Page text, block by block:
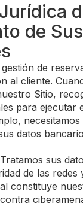
de
de
al cliente.
Sitio,
para ejecutar
datos
Tratamos sus
de las redes
constituye